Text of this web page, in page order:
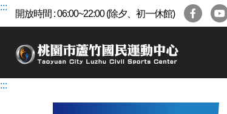
跳
區
:::
開放時間 : 06:00~22:00 (除夕、初一休館)
:::